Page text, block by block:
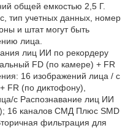
общей емкостью 2,5 Г.
тип учетных данных, номер
и штат могут быть
лица.
лиц ИИ по рекордеру
FD (по камере) + FR
16 изображений лица / с
FR (по диктофону),
с Распознавание лиц ИИ
16 каналов СМД Плюс SMD
фильтрация для